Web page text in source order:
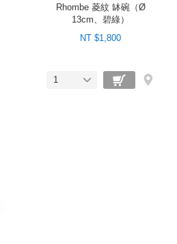
Rhombe 菱紋 缽碗（Ø
13cm、碧綠）
NT $1,800
1